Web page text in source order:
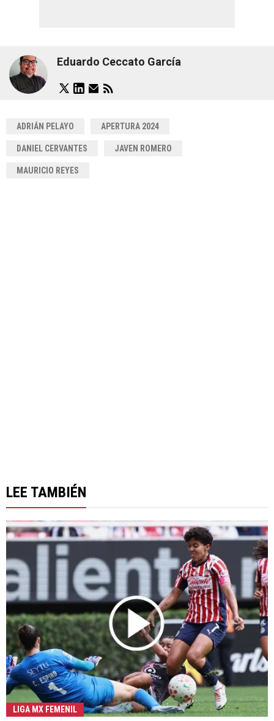
Eduardo Ceccato García
ADRIÁN PELAYO APERTURA 2024
DANIEL CERVANTES JAVEN ROMERO
MAURICIO REYES
LEE TAMBIÉN
LIGA MX FEMENIL